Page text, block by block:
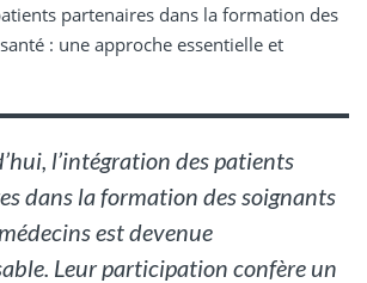
partenaires dans la formation des
: une approche essentielle et
l’intégration des patients
dans la formation des soignants
est devenue
Leur participation confère un